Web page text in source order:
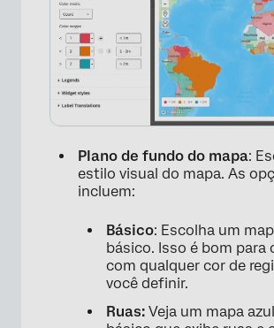
Plano de fundo do mapa:
estilo visual do mapa. As
incluem:
Básico: Escolha um
básico. Isso é bom para
com qualquer cor de
você definir.
Ruas: Veja um mapa